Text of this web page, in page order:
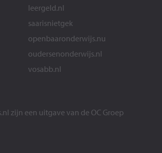
leergeld.nl
saarisnietgek
openbaaronderwijs.nu
oudersenonderwijs.nl
vosabb.nl
zijn een uitgave van de OC Groep